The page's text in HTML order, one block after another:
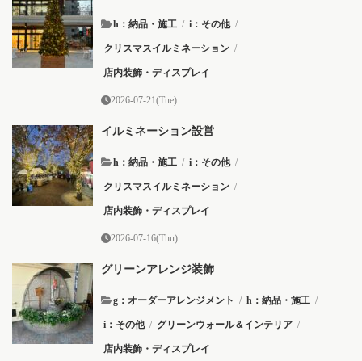
h：納品・施工 / i：その他 /
クリスマスイルミネーション /
店内装飾・ディスプレイ
2026-07-21(Tue)
イルミネーション設営
h：納品・施工 / i：その他 /
クリスマスイルミネーション /
店内装飾・ディスプレイ
2026-07-16(Thu)
グリーンアレンジ装飾
g：オーダーアレンジメント / h：納品・施工 /
i：その他 / グリーンウォール＆インテリア /
店内装飾・ディスプレイ